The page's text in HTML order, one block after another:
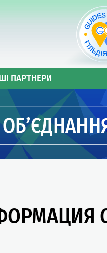
ПАРТНЕРИ